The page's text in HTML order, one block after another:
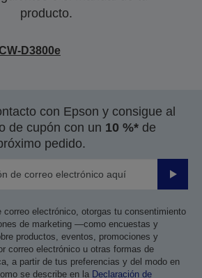
producto.
D3800e
con Epson y consigue al
de cupón con un 10 %* de
pedido.
Enviar
electrónico, otorgas tu consentimiento
de marketing —como encuestas y
productos, eventos, promociones y
correo electrónico u otras formas de
a partir de tus preferencias y del modo en
se describe en la Declaración de